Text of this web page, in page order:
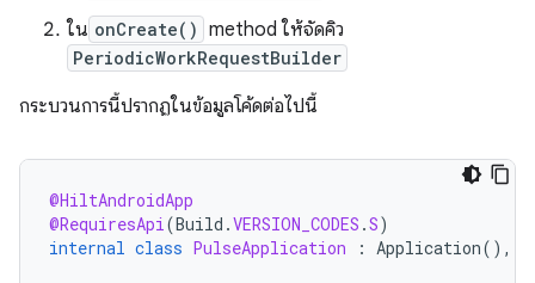
ใน onCreate() method ให้จัดคิว
PeriodicWorkRequestBuilder
กระบวนการนี้ปรากฏในข้อมูลโค้ดต่อไปนี้
@HiltAndroidApp
@RequiresApi(Build .VERSION_CODES .S)
internal class PulseApplication : Application(),